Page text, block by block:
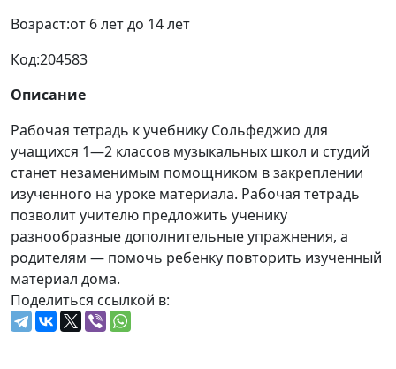
Возраст:от 6 лет до 14 лет
Код:204583
Описание
Рабочая тетрадь к учебнику Сольфеджио для
учащихся 1—2 классов музыкальных школ и студий
станет незаменимым помощником в закреплении
изученного на уроке материала. Рабочая тетрадь
позволит учителю предложить ученику
разнообразные дополнительные упражнения, а
родителям — помочь ребенку повторить изученный
материал дома.
Поделиться ссылкой в: